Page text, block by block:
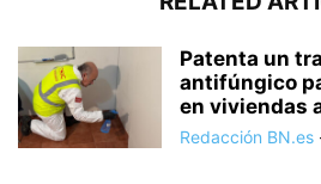
Patenta un
antifúngico
en viviendas
Redacción BN.es